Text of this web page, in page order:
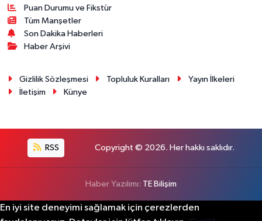
Puan Durumu ve Fikstür
Tüm Manşetler
Son Dakika Haberleri
Haber Arşivi
Gizlilik Sözleşmesi Topluluk Kuralları
Yayın İlkeleri
İletişim
Künye
RSS Copyright © 2026. Her hakkı saklıdır.
Haber Yazılımı: TE Bilişim
En iyi site deneyimi sağlamak için çerezlerden